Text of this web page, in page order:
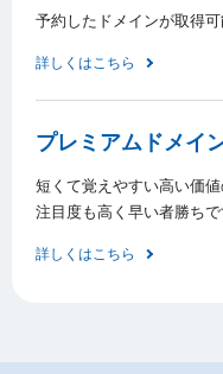
予約したドメインが取得
詳しくはこちら
プレミアムドメイ
短くて覚えやすい高い価
注目度も高く早い者勝ちで
詳しくはこちら